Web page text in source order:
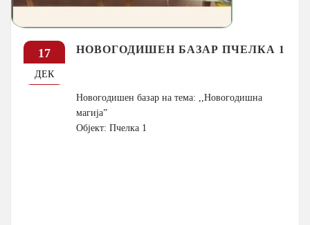
17
ДЕК
НОВОГОДИШЕН БАЗАР ПЧЕЛКА 1
Новогодишен базар на тема: ,,Новогодишна
магија”
Објект: Пчелка 1